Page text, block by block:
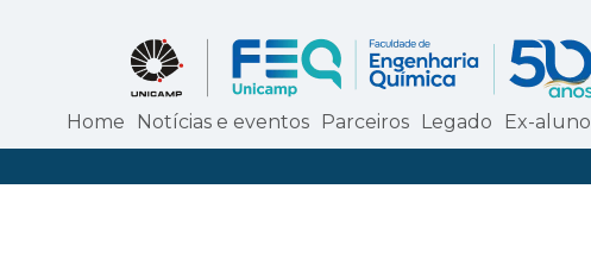
Home Notícias e eventos Parceiros Legado Ex-aluno